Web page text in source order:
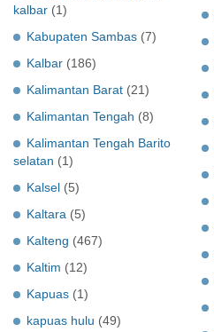
kalbar (1)
Kabupaten Sambas (7)
Kalbar (186)
Kalimantan Barat (21)
Kalimantan Tengah (8)
Kalimantan Tengah Barito
selatan (1)
Kalsel (5)
Kaltara (5)
Kalteng (467)
Kaltim (12)
Kapuas (1)
kapuas hulu (49)